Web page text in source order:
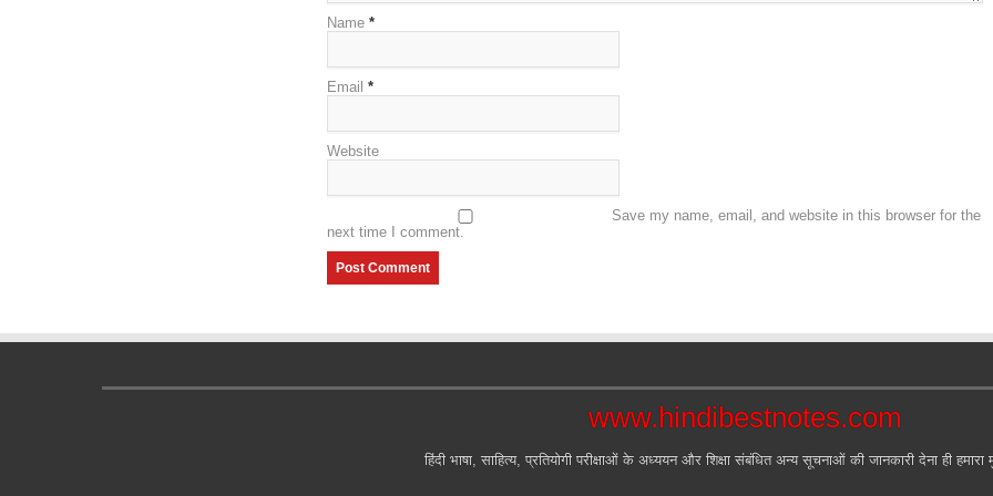
Name *
Email *
Website
Save my name, email, and website in this browser for the
next time I comment.
www.hindibestnotes.com
हिंदी भाषा, साहित्य, प्रतियोगी परीक्षाओं के अध्ययन और शिक्षा संबंधित अन्य सूचनाओं की जानकारी देना ही हमारा